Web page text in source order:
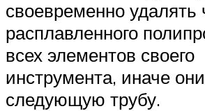
своевременно удалять
расплавленного
всех элементов своего
инструмента, иначе
следующую трубу.